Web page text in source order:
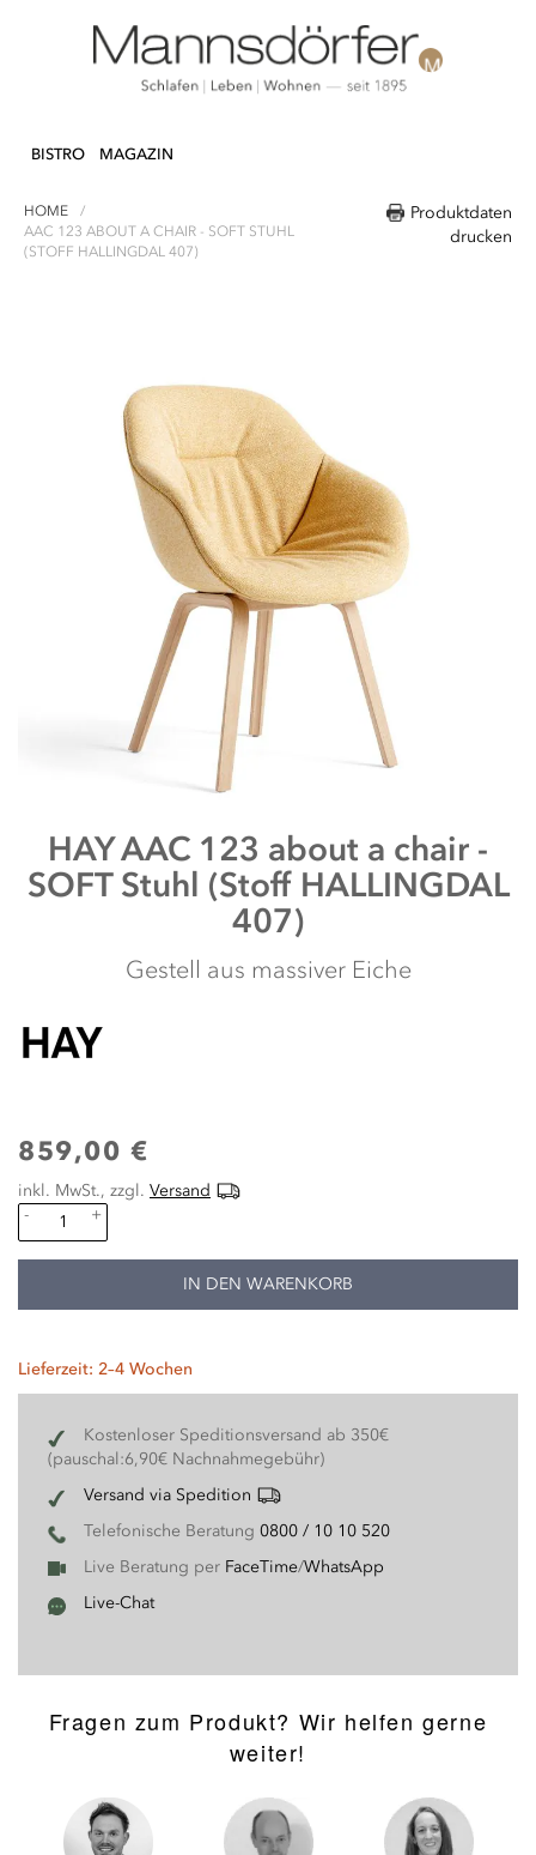
zum
BISTRO MAGAZIN
Produktdaten
drucken
HOME
AAC 123 ABOUT A CHAIR - SOFT STUHL
(STOFF HALLINGDAL 407)
Anfang
der
HAYAAC 123 about a chair -
SOFT Stuhl (Stoff HALLINGDAL
407)
Gestell aus massiver Eiche
859,00 €
inkl. MwSt., zzgl. Versand
-
+
IN DEN WARENKORB
Lieferzeit: 2–4 Wochen
Kostenloser Speditionsversand ab 350€
(pauschal:6,90€ Nachnahmegebühr)
Versand via Spedition
Telefonische Beratung 0800 / 10 10 520
Live Beratung per FaceTime/WhatsApp
Live-Chat
Fragen zum Produkt? Wir helfen gerne
weiter!